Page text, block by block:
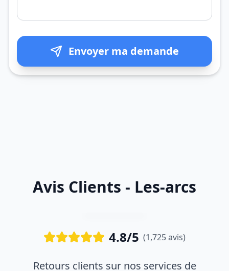
Envoyer ma demande
Avis Clients - Les-arcs
4.8/5 (1,725 avis)
Retours clients sur nos services de